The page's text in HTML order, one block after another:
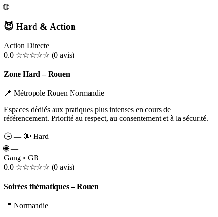
🌐—
😈 Hard & Action
Action Directe
0.0 ☆☆☆☆☆ (0 avis)
Zone Hard – Rouen
📍 Métropole Rouen Normandie
Espaces dédiés aux pratiques plus intenses en cours de
référencement. Priorité au respect, au consentement et à la sécurité.
🕒 — 🔞 Hard
🌐—
Gang • GB
0.0 ☆☆☆☆☆ (0 avis)
Soirées thématiques – Rouen
📍 Normandie